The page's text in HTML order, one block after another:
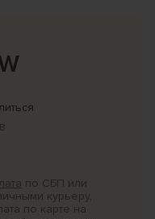
по СБП или
курьеру,
по карте на